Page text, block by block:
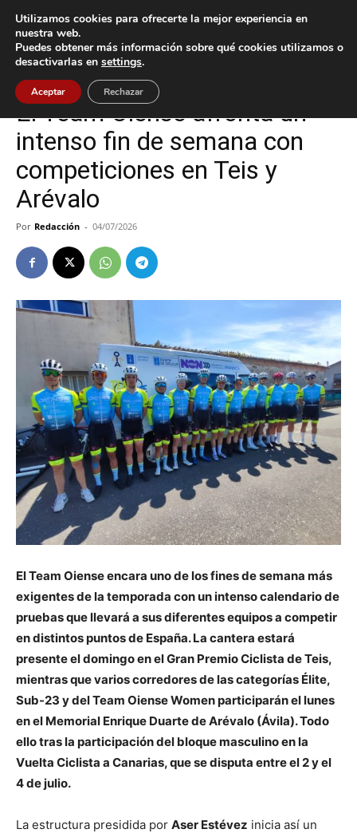
Inicio Deportes
Deportes Oia
El Team Oiense afronta un
intenso fin de semana con
competiciones en Teis y
Arévalo
Por Redacción - 04/07/2026
El Team Oiense encara uno de los fines de semana más
exigentes de la temporada con un intenso calendario de
pruebas que llevará a sus diferentes equipos a competir
en distintos puntos de España. La cantera estará
presente el domingo en el Gran Premio Ciclista de Teis,
mientras que varios corredores de las categorías Élite,
Sub-23 y del Team Oiense Women participarán el lunes
en el Memorial Enrique Duarte de Arévalo (Ávila). Todo
ello tras la participación del bloque masculino en la
Vuelta Ciclista a Canarias, que se disputa entre el 2 y el
4 de julio.
La estructura presidida por Aser Estévez inicia así un
Utilizamos cookies para ofrecerte la mejor experiencia en
nuestra web.
Puedes obtener más información sobre qué cookies utilizamos o
desactivarlas en settings.
Aceptar Rechazar